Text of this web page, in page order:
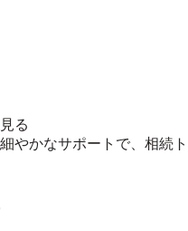
る
やかなサポートで、相続ト